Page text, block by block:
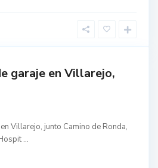
garaje en Villarejo,
Villarejo, junto Camino de Ronda,
...